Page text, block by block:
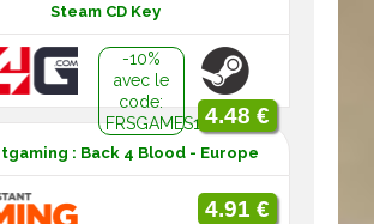
Steam CD Key
-10%
avec le
code:
FRSGAMES104.48 €
: Back 4 Blood - Europe
4.91 €